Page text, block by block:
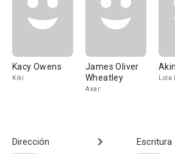
Kacy Owens
Kiki
James Oliver
Wheatley
Axar
Lola
Dirección
Escritura